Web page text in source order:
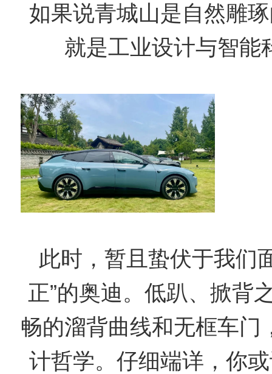
如果说青城山是自然雕
就是工业设计与智能
此时，暂且蛰伏于我们
正”的奥迪。低趴、掀背
畅的溜背曲线和无框车
计哲学。仔细端详，你